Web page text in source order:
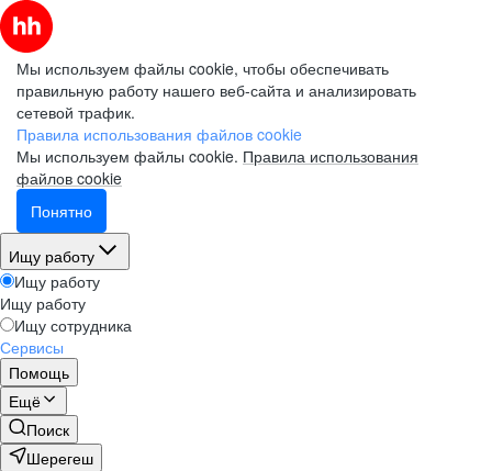
Мы используем файлы cookie, чтобы обеспечивать
правильную работу нашего веб-сайта и анализировать
сетевой трафик.
Правила использования файлов cookie
Мы используем файлы cookie. Правила использования
файлов cookie
Понятно
Ищу работу
Ищу работу
Ищу работу
Ищу сотрудника
Сервисы
Помощь
Ещё
Поиск
Шерегеш